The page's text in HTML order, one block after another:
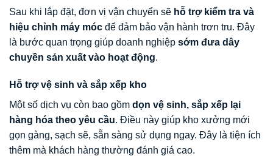
Sau khi lắp đặt, đơn vị vận chuyển sẽ hỗ trợ kiểm tra và
hiệu chỉnh máy móc để đảm bảo vận hành trơn tru. Đây
là bước quan trọng giúp doanh nghiệp sớm đưa dây
chuyền sản xuất vào hoạt động.
Hỗ trợ vệ sinh và sắp xếp kho
Một số dịch vụ còn bao gồm dọn vệ sinh, sắp xếp lại
hàng hóa theo yêu cầu. Điều này giúp kho xưởng mới
gọn gàng, sạch sẽ, sẵn sàng sử dụng ngay. Đây là tiện ích
thêm mà khách hàng thường đánh giá cao.